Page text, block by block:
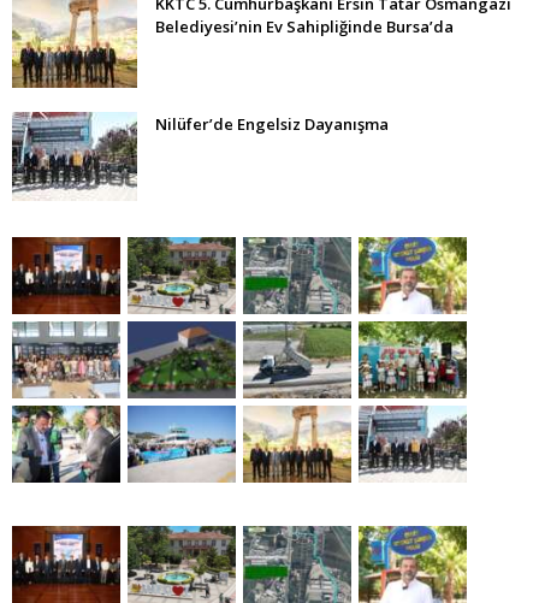
Belediyesi’nin Ev Sahipliğinde Bursa’da
Nilüfer’de Engelsiz Dayanışma